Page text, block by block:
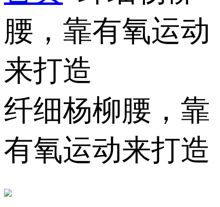
腰，靠有氧运动
来打造
纤细杨柳腰，靠
有氧运动来打造